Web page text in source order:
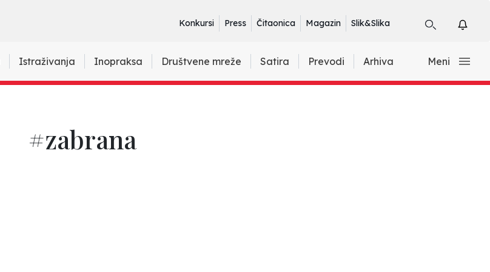
Konkursi Press Čitaonica Magazin Slik&Slika
Istraživanja Inopraksa Društvene mreže Satira Prevodi Arhiva Meni
#zabrana